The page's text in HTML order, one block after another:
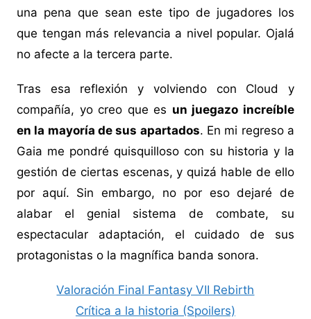
una pena que sean este tipo de jugadores los
que tengan más relevancia a nivel popular. Ojalá
no afecte a la tercera parte.
Tras esa reflexión y volviendo con Cloud y
compañía, yo creo que es un juegazo increíble
en la mayoría de sus apartados. En mi regreso a
Gaia me pondré quisquilloso con su historia y la
gestión de ciertas escenas, y quizá hable de ello
por aquí. Sin embargo, no por eso dejaré de
alabar el genial sistema de combate, su
espectacular adaptación, el cuidado de sus
protagonistas o la magnífica banda sonora.
Valoración Final Fantasy VII Rebirth
Crítica a la historia (Spoilers)